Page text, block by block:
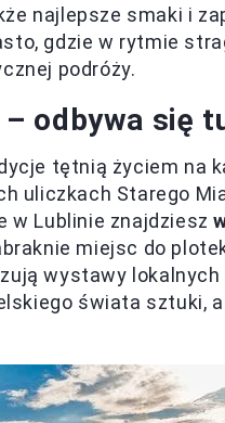
najlepsze smaki i
gdzie w rytmie
podróży.
odbywa się
tętnią życiem na
uliczkach Starego
w Lublinie znajdziesz
miejsc do
wystawy
świata sztuki,